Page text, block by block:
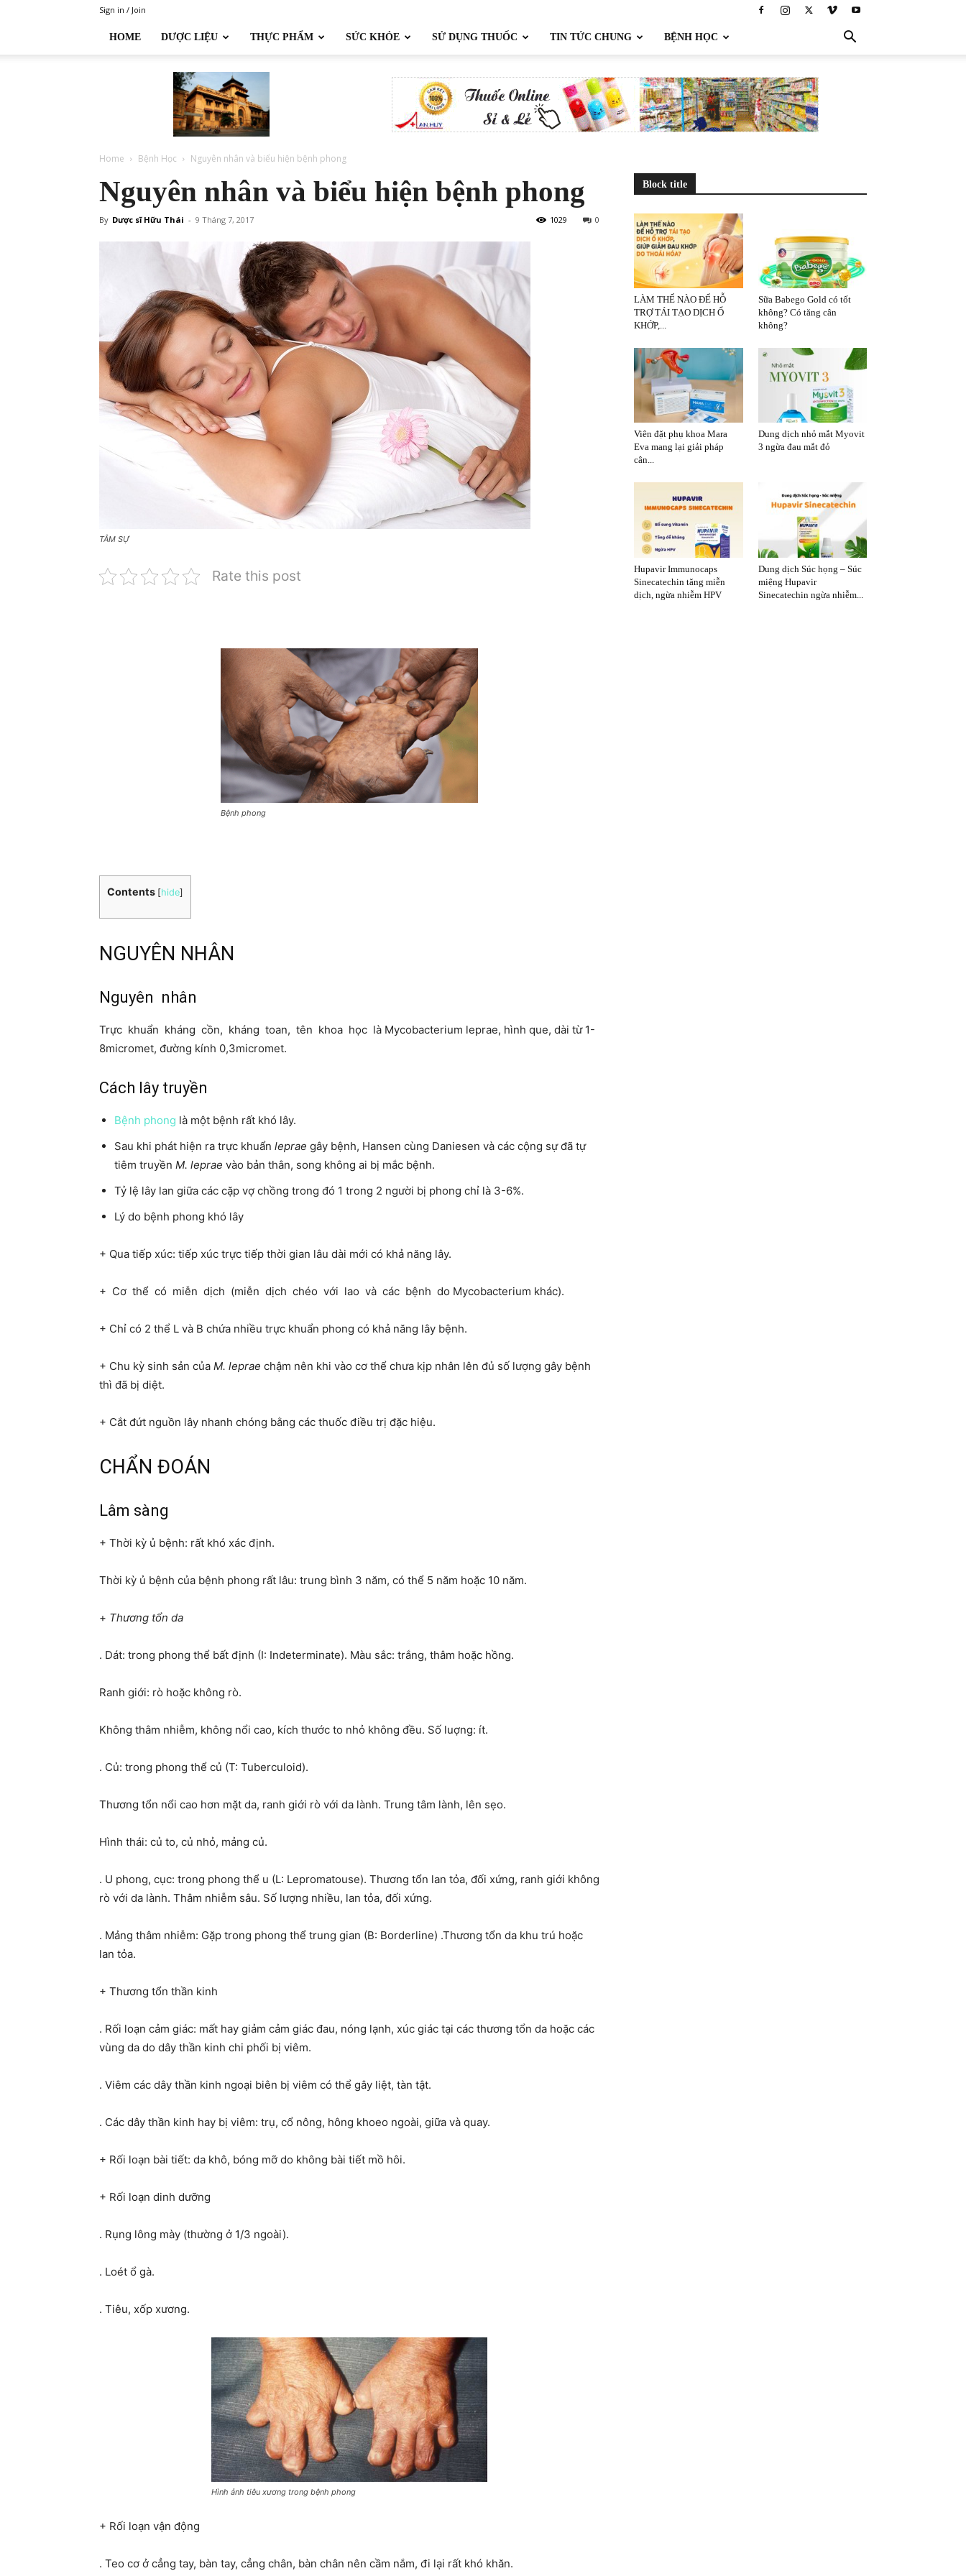
Sign in / Join
HOME DƯỢC LIỆU THỰC PHẨM SỨC KHỎE SỬ DỤNG THUỐC TIN TỨC CHUNG BỆNH HỌC
Home Bệnh Học Nguyên nhân và biểu hiện bệnh phong
Nguyên nhân và biểu hiện bệnh phong
By Dược sĩ Hữu Thái - 9 Tháng 7, 2017 0
1029
TÂM SỰ
Rate this post
Bệnh phong
Contents [hide]
NGUYÊN NHÂN
Nguyên nhân
Trực khuẩn kháng cồn, kháng toan, tên khoa học là Mycobacterium leprae, hình que, dài từ 1-
8micromet, đường kính 0,3micromet.
Cách lây truyền
Bệnh phong là một bệnh rất khó lây.
Sau khi phát hiện ra trực khuẩn leprae gây bệnh, Hansen cùng Daniesen và các cộng sự đã tự
tiêm truyền M. leprae vào bản thân, song không ai bị mắc bệnh.
Tỷ lệ lây lan giữa các cặp vợ chồng trong đó 1 trong 2 người bị phong chỉ là 3-6%.
Lý do bệnh phong khó lây
+ Qua tiếp xúc: tiếp xúc trực tiếp thời gian lâu dài mới có khả năng lây.
+ Cơ thể có miễn dịch (miễn dịch chéo với lao và các bệnh do Mycobacterium khác).
+ Chỉ có 2 thể L và B chứa nhiều trực khuẩn phong có khả năng lây bệnh.
+ Chu kỳ sinh sản của M. leprae chậm nên khi vào cơ thể chưa kịp nhân lên đủ số lượng gây bệnh
thì đã bị diệt.
+ Cắt đứt nguồn lây nhanh chóng bằng các thuốc điều trị đặc hiệu.
CHẨN ĐOÁN
Lâm sàng
+ Thời kỳ ủ bệnh: rất khó xác định.
Thời kỳ ủ bệnh của bệnh phong rất lâu: trung bình 3 năm, có thể 5 năm hoặc 10 năm.
+ Thương tổn da
. Dát: trong phong thể bất định (I: Indeterminate). Màu sắc: trắng, thâm hoặc hồng.
Ranh giới: rò hoặc không rò.
Không thâm nhiễm, không nổi cao, kích thước to nhỏ không đều. Số luợng: ít.
. Củ: trong phong thể củ (T: Tuberculoid).
Thương tổn nổi cao hơn mặt da, ranh giới rò với da lành. Trung tâm lành, lên sẹo.
Hình thái: củ to, củ nhỏ, mảng củ.
. U phong, cục: trong phong thể u (L: Lepromatouse). Thương tổn lan tỏa, đối xứng, ranh giới không
rò với da lành. Thâm nhiễm sâu. Số lượng nhiều, lan tỏa, đối xứng.
. Mảng thâm nhiễm: Gặp trong phong thể trung gian (B: Borderline) .Thương tổn da khu trú hoặc
lan tỏa.
+ Thương tổn thần kinh
. Rối loạn cảm giác: mất hay giảm cảm giác đau, nóng lạnh, xúc giác tại các thương tổn da hoặc các
vùng da do dây thần kinh chi phối bị viêm.
. Viêm các dây thần kinh ngoại biên bị viêm có thể gây liệt, tàn tật.
. Các dây thần kinh hay bị viêm: trụ, cổ nông, hông khoeo ngoài, giữa và quay.
+ Rối loạn bài tiết: da khô, bóng mỡ do không bài tiết mồ hôi.
+ Rối loạn dinh dưỡng
. Rụng lông mày (thường ở 1/3 ngoài).
. Loét ổ gà.
. Tiêu, xốp xương.
Hình ảnh tiêu xương trong bệnh phong
+ Rối loạn vận động
. Teo cơ ở cẳng tay, bàn tay, cẳng chân, bàn chân nên cầm nắm, đi lại rất khó khăn.
Block title
LÀM THẾ NÀO ĐỂ HỖ
TRỢ TÁI TẠO DỊCH Ổ
KHỚP,...
Sữa Babego Gold có tốt
không? Có tăng cân
không?
Viên đặt phụ khoa Mara
Eva mang lại giải pháp
cân...
Dung dịch nhỏ mắt Myovit
3 ngừa đau mắt đỏ
Hupavir Immunocaps
Sinecatechin tăng miễn
dịch, ngừa nhiễm HPV
Dung dịch Súc họng – Súc
miệng Hupavir
Sinecatechin ngừa nhiễm...